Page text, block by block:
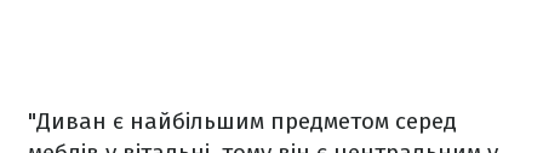
"Диван є найбільшим предметом серед